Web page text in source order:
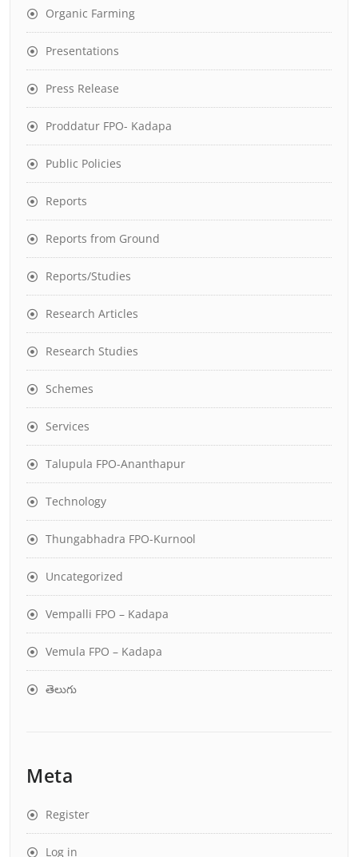
Organic Farming
Presentations
Press Release
Proddatur FPO- Kadapa
Public Policies
Reports
Reports from Ground
Reports/Studies
Research Articles
Research Studies
Schemes
Services
Talupula FPO-Ananthapur
Technology
Thungabhadra FPO-Kurnool
Uncategorized
Vempalli FPO – Kadapa
Vemula FPO – Kadapa
తెలుగు
Meta
Register
Log in